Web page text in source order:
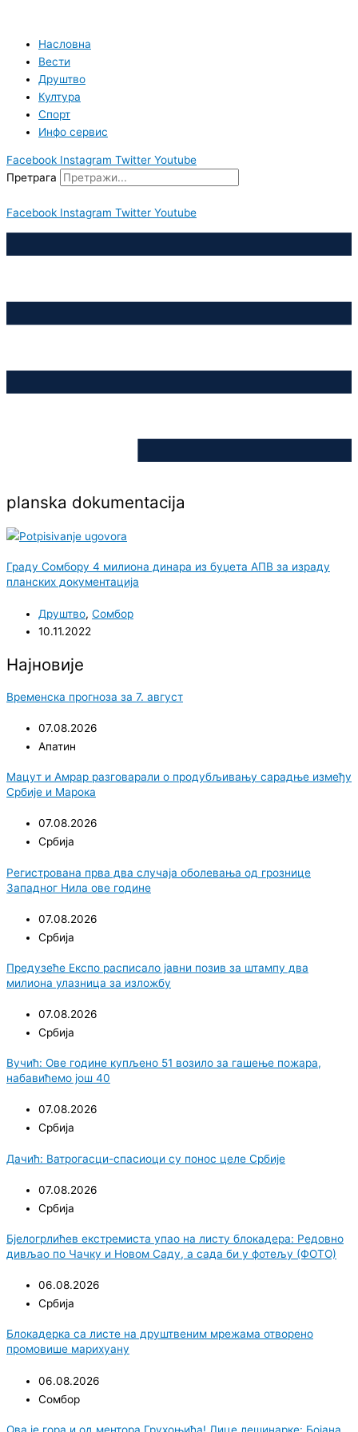
садржајНасловна
Вести
Друштво
Култура
Спорт
Инфо сервис
Facebook Instagram Twitter Youtube
Претрага
Facebook Instagram Twitter Youtube
planska dokumentacija
Граду Сомбору 4 милиона динара из буџета АПВ за израду
планских документација
Друштво, Сомбор
10.11.2022
Најновије
Временска прогноза за 7. август
07.08.2026
Апатин
Мацут и Амрар разговарали о продубљивању сарадње између
Србије и Марока
07.08.2026
Србија
Регистрована прва два случаја оболевања од грознице
Западног Нила ове године
07.08.2026
Србија
Предузеће Експо расписало јавни позив за штампу два
милиона улазница за изложбу
07.08.2026
Србија
Вучић: Ове године купљено 51 возило за гашење пожара,
набавићемо још 40
07.08.2026
Србија
Дачић: Ватрогасци-спасиоци су понос целе Србије
07.08.2026
Србија
Бјелогрлићев екстремиста упао на листу блокадера: Редовно
дивљао по Чачку и Новом Саду, а сада би у фотељу (ФОТО)
06.08.2026
Србија
Блокадерка са листе на друштвеним мрежама отворено
промовише марихуану
06.08.2026
Сомбор
Ова је гора и од ментора Грухоњића! Лице лешинарке: Бојана